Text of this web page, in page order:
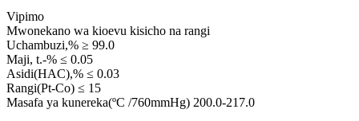
Vipimo
Mwonekano wa kioevu kisicho na rangi
Uchambuzi,% ≥ 99.0
Maji, t.-% ≤ 0.05
Asidi(HAC),% ≤ 0.03
Rangi(Pt-Co) ≤ 15
Masafa ya kunereka(ºC /760mmHg) 200.0-217.0